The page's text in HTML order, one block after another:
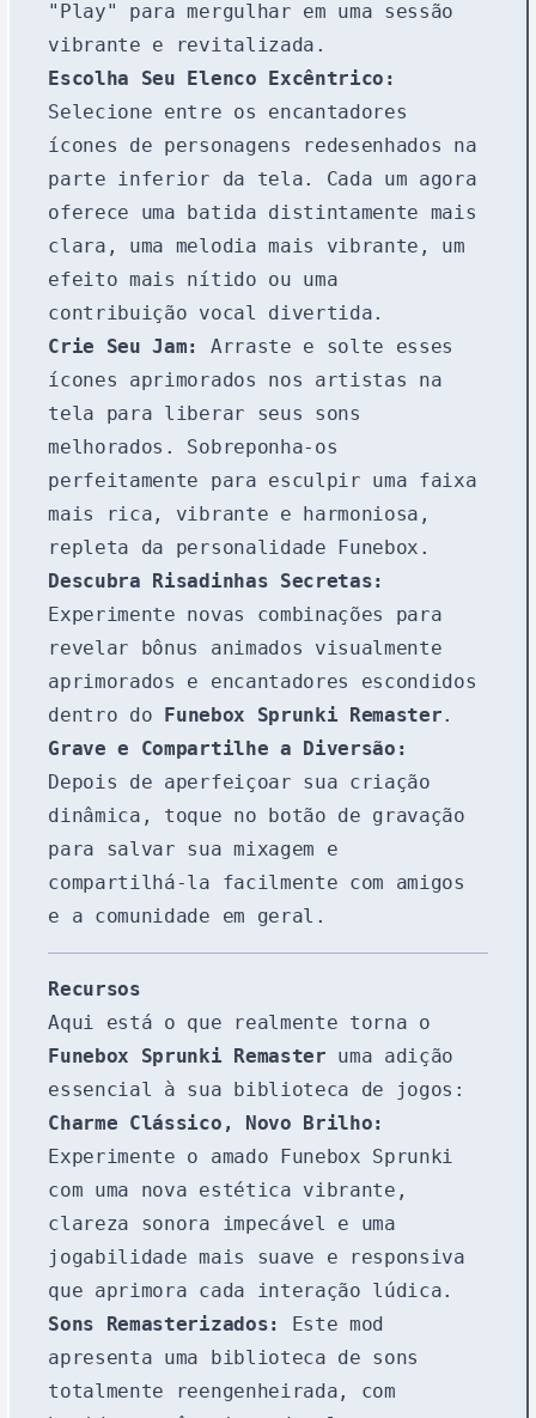
"Play" para mergulhar em uma sessão
vibrante e revitalizada.
Escolha Seu Elenco Excêntrico:
Selecione entre os encantadores
ícones de personagens redesenhados na
parte inferior da tela. Cada um agora
oferece uma batida distintamente mais
clara, uma melodia mais vibrante, um
efeito mais nítido ou uma
contribuição vocal divertida.
Crie Seu Jam:
Arraste e solte esses
ícones aprimorados nos artistas na
tela para liberar seus sons
melhorados. Sobreponha-os
perfeitamente para esculpir uma faixa
mais rica, vibrante e harmoniosa,
repleta da personalidade Funebox.
Descubra Risadinhas Secretas:
Experimente novas combinações para
revelar bônus animados visualmente
aprimorados e encantadores escondidos
dentro do
Funebox Sprunki Remaster.
Grave e Compartilhe a Diversão:
Depois de aperfeiçoar sua criação
dinâmica, toque no botão de gravação
para salvar sua mixagem e
compartilhá-la facilmente com amigos
e a comunidade em geral.
Recursos
Aqui está o que realmente torna o
Funebox Sprunki Remaster uma adição
essencial à sua biblioteca de jogos:
Charme Clássico, Novo Brilho:
Experimente o amado Funebox Sprunki
com uma nova estética vibrante,
clareza sonora impecável e uma
jogabilidade mais suave e responsiva
que aprimora cada interação lúdica.
Sons Remasterizados:
Este mod
apresenta uma biblioteca de sons
totalmente reengenheirada, com